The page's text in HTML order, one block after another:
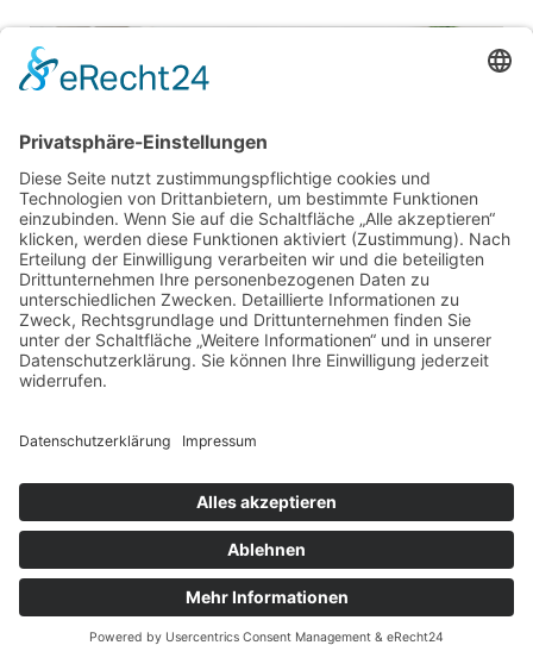
Schweigen ist der falsche
03.03.2026
Es gibt Phasen, in denen wir nicht genau wissen, woran wir
gerade sind. Ist nach Karneval schon Frühling oder ist
Ostern noch gefühlt Winter? Sind wir wirklich verliebt oder